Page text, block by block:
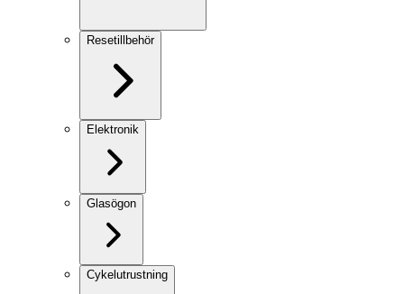
Resetillbehör
Elektronik
Glasögon
Cykelutrustning